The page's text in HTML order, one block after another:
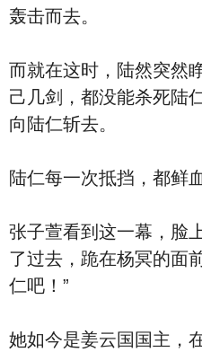
轰击而去。
而就在这时，陆然突
己几剑，都没能杀死陆
向陆仁斩去。
陆仁每一次抵挡，都鲜
张子萱看到这一幕，脸
了过去，跪在杨冥的面
仁吧！”
她如今是姜云国国主，